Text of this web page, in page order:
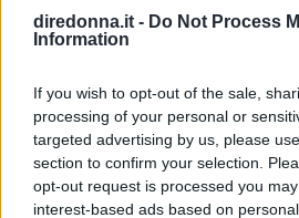
diredonna.it - Do Not Process
Information
If you wish to opt-out of the sale,
processing of your personal or
targeted advertising by us, please
section to confirm your selection.
opt-out request is processed you
interest-based ads based on
Tailleur cerimonia 2025
"Ho vissuto 72 ore senza
successo dopo mi ha
Il "diritto di parola a legioni
altre frasi di Umberto Eco